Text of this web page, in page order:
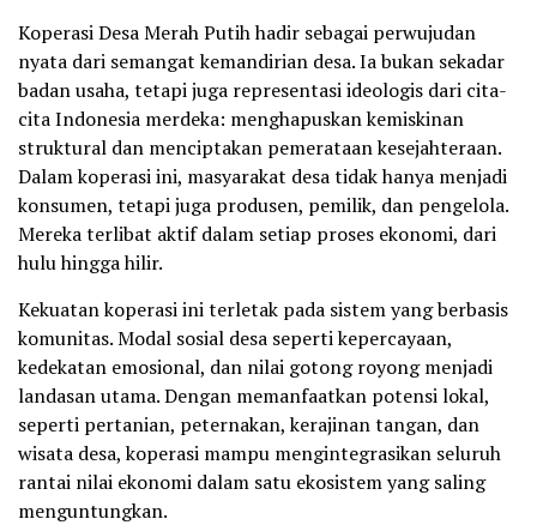
Koperasi Desa Merah Putih hadir sebagai perwujudan
nyata dari semangat kemandirian desa. Ia bukan sekadar
badan usaha, tetapi juga representasi ideologis dari cita-
cita Indonesia merdeka: menghapuskan kemiskinan
struktural dan menciptakan pemerataan kesejahteraan.
Dalam koperasi ini, masyarakat desa tidak hanya menjadi
konsumen, tetapi juga produsen, pemilik, dan pengelola.
Mereka terlibat aktif dalam setiap proses ekonomi, dari
hulu hingga hilir.
Kekuatan koperasi ini terletak pada sistem yang berbasis
komunitas. Modal sosial desa seperti kepercayaan,
kedekatan emosional, dan nilai gotong royong menjadi
landasan utama. Dengan memanfaatkan potensi lokal,
seperti pertanian, peternakan, kerajinan tangan, dan
wisata desa, koperasi mampu mengintegrasikan seluruh
rantai nilai ekonomi dalam satu ekosistem yang saling
menguntungkan.